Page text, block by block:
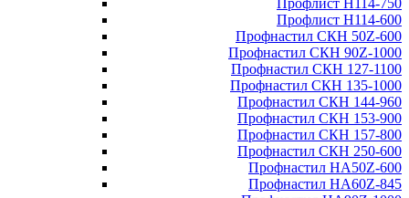
Профлист Н114-750
Профлист Н114-600
Профнастил СКН 50Z-600
Профнастил СКН 90Z-1000
Профнастил СКН 127-1100
Профнастил СКН 135-1000
Профнастил СКН 144-960
Профнастил СКН 153-900
Профнастил СКН 157-800
Профнастил СКН 250-600
Профнастил НА50Z-600
Профнастил НА60Z-845